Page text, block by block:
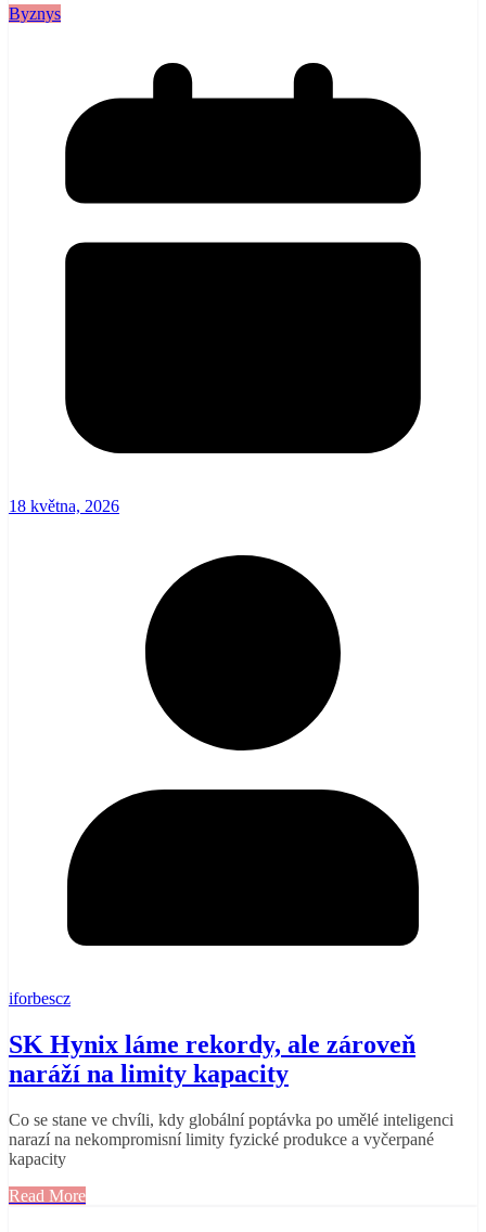
Byznys
18 května, 2026
iforbescz
SK Hynix láme rekordy, ale zároveň
naráží na limity kapacity
Co se stane ve chvíli, kdy globální poptávka po umělé inteligenci
narazí na nekompromisní limity fyzické produkce a vyčerpané
kapacity
Read More